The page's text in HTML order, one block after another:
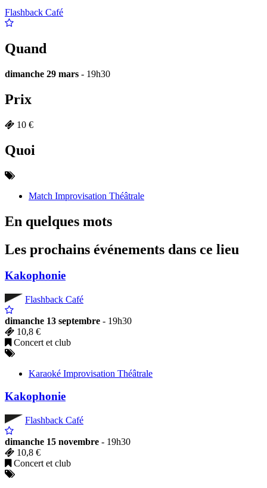
Flashback Café
Quand
dimanche 29 mars - 19h30
Prix
10 €
Quoi
Match Improvisation Théâtrale
En quelques mots
Les prochains événements dans ce lieu
Kakophonie
Flashback Café
dimanche 13 septembre - 19h30
10,8 €
Concert et club
Karaoké Improvisation Théâtrale
Kakophonie
Flashback Café
dimanche 15 novembre - 19h30
10,8 €
Concert et club